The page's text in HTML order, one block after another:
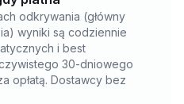
odkrywania (główny
wyniki są codziennie
i best
30-dniowego
opłatą. Dostawcy bez